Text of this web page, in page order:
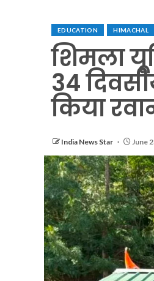
EDUCATION HIMACHAL
शिमला
34
किया
India News Star June